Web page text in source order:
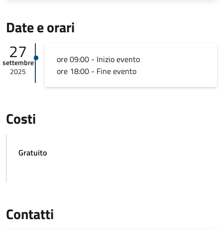
Date e orari
27
settembre
2025
ore 09:00 - Inizio evento
ore 18:00 - Fine evento
Costi
Gratuito
Contatti